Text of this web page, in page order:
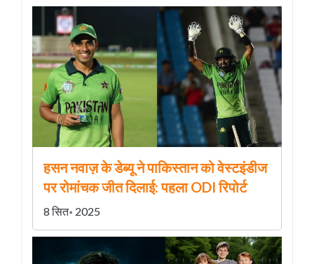
हसन नवाज़ के डेब्यू ने पाकिस्तान को वेस्टइंडीज
पर रोमांचक जीत दिलाई: पहला ODI रिपोर्ट
8 सित॰ 2025